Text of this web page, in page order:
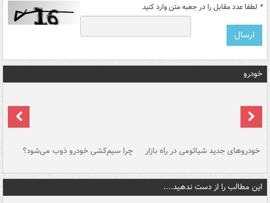
* لطفا عدد مقابل را در جعبه متن وارد کنید
خودرو
خودروهای جدید شیائومی در راه بازار چرا سیم‌کشی خودرو ذوب می‌شود؟
این مطالب را از دست ندهید....